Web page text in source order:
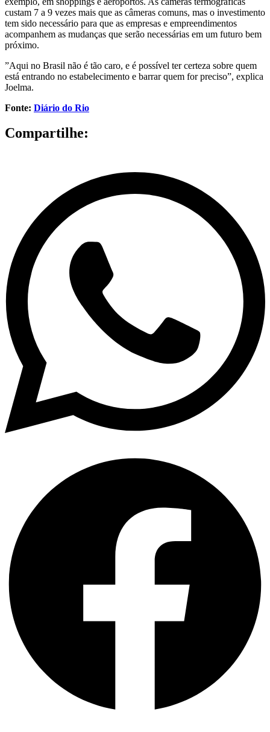
custam 7 a 9 vezes mais que as câmeras comuns, mas o investimento
tem sido necessário para que as empresas e empreendimentos
acompanhem as mudanças que serão necessárias em um futuro bem
próximo.
”Aqui no Brasil não é tão caro, e é possível ter certeza sobre quem
está entrando no estabelecimento e barrar quem for preciso”, explica
Joelma.
Fonte: Diário do Rio
Compartilhe: